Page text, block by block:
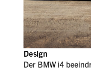
Design
Der BMW i4